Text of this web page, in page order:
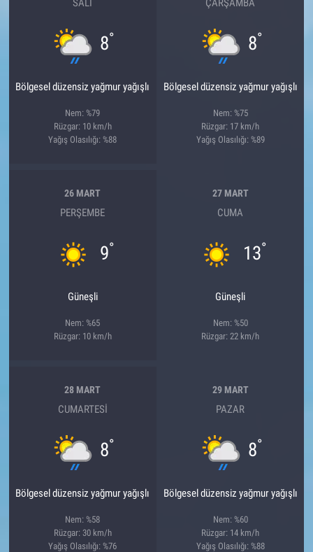
SALI
8°
Bölgesel düzensiz yağmur yağışlı
Nem: %79
Rüzgar: 10 km/h
Yağış Olasılığı: %88
ÇARŞAMBA
8°
Bölgesel düzensiz yağmur yağışlı
Nem: %75
Rüzgar: 17 km/h
Yağış Olasılığı: %89
26 MART
PERŞEMBE
9°
Güneşli
Nem: %65
Rüzgar: 10 km/h
27 MART
CUMA
13°
Güneşli
Nem: %50
Rüzgar: 22 km/h
28 MART
CUMARTESI
8°
Bölgesel düzensiz yağmur yağışlı
Nem: %58
Rüzgar: 30 km/h
Yağış Olasılığı: %76
29 MART
PAZAR
8°
Bölgesel düzensiz yağmur yağışlı
Nem: %60
Rüzgar: 14 km/h
Yağış Olasılığı: %88